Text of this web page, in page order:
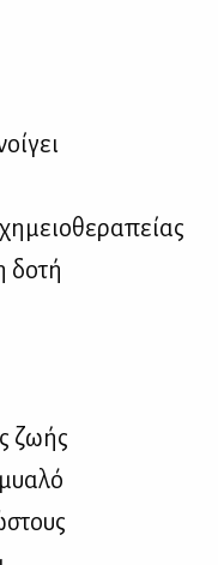
δοτή
ζωής